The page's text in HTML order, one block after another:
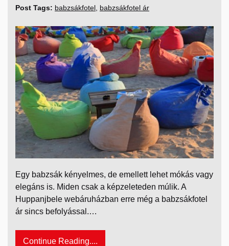
Post Tags: babzsákfotel babzsákfotel ár
Egy babzsák kényelmes, de emellett lehet mókás vagy
elegáns is. Miden csak a képzeleteden múlik. A
Huppanjbele webáruházban erre még a babzsákfotel
ár sincs befolyással.…
Continue Reading....